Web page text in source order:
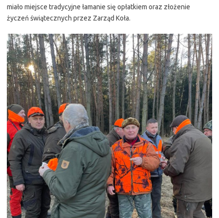
miało miejsce tradycyjne łamanie się opłatkiem oraz złożenie
życzeń świątecznych przez Zarząd Koła.